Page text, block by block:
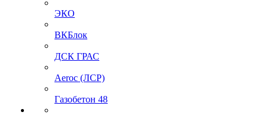
ЭКО
ВКБлок
ДСК ГРАС
Aeroc (ЛСР)
Газобетон 48